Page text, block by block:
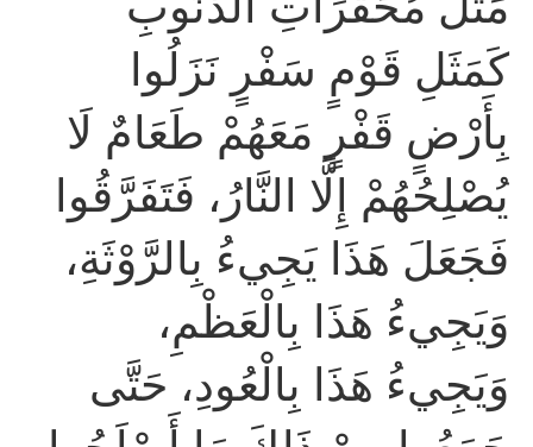
كَمَثَلِ قَوْمٍ سَفْرٍ نَزَلُوا
بِأَرْضٍ قَفْرٍ مَعَهُمْ طَعَامٌ لَا
يُصْلِحُهُمْ إِلَّا النَّارُ، فَتَفَرَّقُوا
فَجَعَلَ هَذَا يَجِيءُ بِالرَّوْثَةِ،
وَيَجِيءُ هَذَا بِالْعَظْمِ،
وَيَجِيءُ هَذَا بِالْعُودِ، حَتَّى